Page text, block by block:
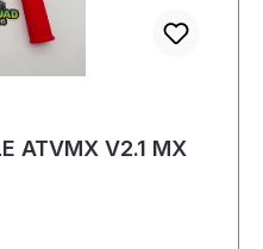
ATVMX V2.1 MX